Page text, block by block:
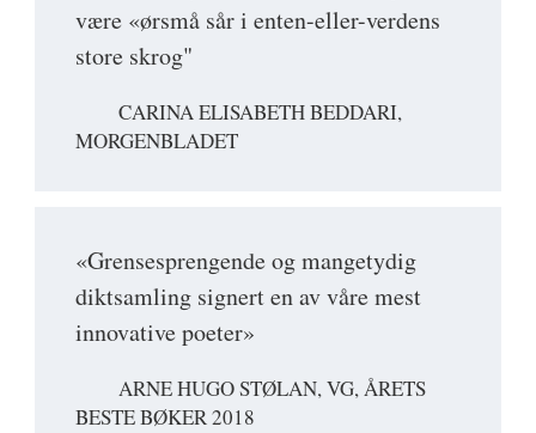
være «ørsmå sår i enten-eller-verdens
store skrog"
CARINA ELISABETH BEDDARI,
MORGENBLADET
«Grensesprengende og mangetydig
diktsamling signert en av våre mest
innovative poeter»
ARNE HUGO STØLAN, VG, ÅRETS
BESTE BØKER 2018